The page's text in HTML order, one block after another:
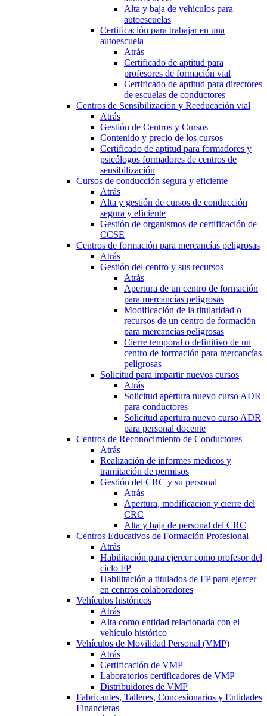
Alta y baja de vehículos para
autoescuelas
Certificación para trabajar en una
autoescuela
Atrás
Certificado de aptitud para
profesores de formación vial
Certificado de aptitud para directores
de escuelas de conductores
Centros de Sensibilización y Reeducación vial
Atrás
Gestión de Centros y Cursos
Contenido y precio de los cursos
Certificado de aptitud para formadores y
psicólogos formadores de centros de
sensibilización
Cursos de conducción segura y eficiente
Atrás
Alta y gestión de cursos de conducción
segura y eficiente
Gestión de organismos de certificación de
CCSE
Centros de formación para mercancías peligrosas
Atrás
Gestión del centro y sus recursos
Atrás
Apertura de un centro de formación
para mercancías peligrosas
Modificación de la titularidad o
recursos de un centro de formación
para mercancías peligrosas
Cierre temporal o definitivo de un
centro de formación para mercancías
peligrosas
Solicitud para impartir nuevos cursos
Atrás
Solicitud apertura nuevo curso ADR
para conductores
Solicitud apertura nuevo curso ADR
para personal docente
Centros de Reconocimiento de Conductores
Atrás
Realización de informes médicos y
tramitación de permisos
Gestión del CRC y su personal
Atrás
Apertura, modificación y cierre del
CRC
Alta y baja de personal del CRC
Centros Educativos de Formación Profesional
Atrás
Habilitación para ejercer como profesor del
ciclo FP
Habilitación a titulados de FP para ejercer
en centros colaboradores
Vehículos históricos
Atrás
Alta como entidad relacionada con el
vehículo histórico
Vehículos de Movilidad Personal (VMP)
Atrás
Certificación de VMP
Laboratorios certificadores de VMP
Distribuidores de VMP
Fabricantes, Talleres, Concesionarios y Entidades
Financieras